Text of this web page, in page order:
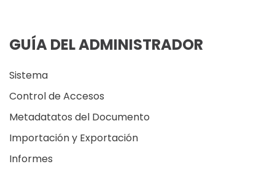
GUÍA DEL ADMINISTRADOR
Sistema
Control de Accesos
Metadatatos del Documento
Importación y Exportación
Informes